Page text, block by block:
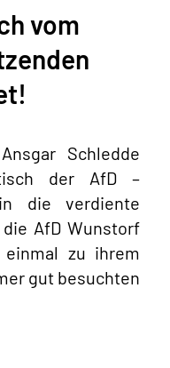
vom
Schledde
der AfD –
die verdiente
AfD Wunstorf
zu ihrem
gut besuchten